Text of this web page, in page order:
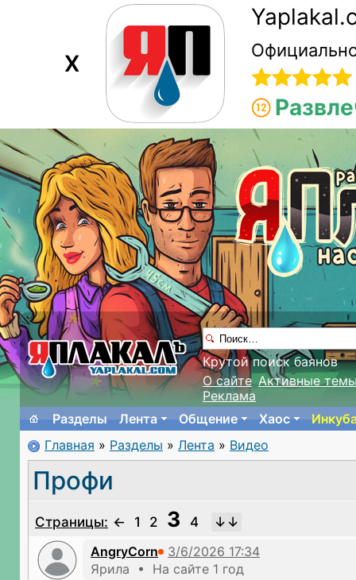
X
Крутой поиск баянов
О сайте Активные
Реклама
Разделы
Лента Общение Хаос
Главная » Разделы » Лента » Видео
Профи
Страницы: ← 1 2 3
4
AngryCorn
Ярила • На сайте 1 год